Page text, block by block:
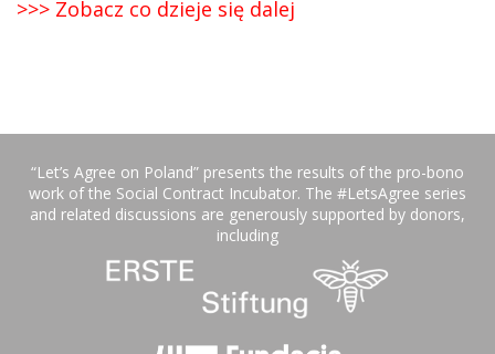
>>> Zobacz co dzieje się dalej
“Let’s Agree on Poland” presents the results of the pro-bono
work of the Social Contract Incubator. The #LetsAgree series
and related discussions are generously supported by donors,
including